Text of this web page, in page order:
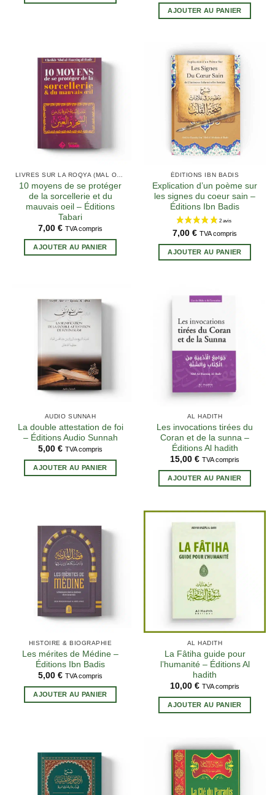
AJOUTER AU PANIER
LIVRES SUR LA ROQYA (MAL OCCULTE)
10 moyens de se protéger
de la sorcellerie et du
mauvais oeil – Éditions
Tabari
7,00 € TVA compris
AJOUTER AU PANIER
ÉDITIONS IBN BADIS
Explication d’un poème sur
les signes du coeur sain –
Éditions Ibn Badis
7,00 € TVA compris
AJOUTER AU PANIER
AUDIO SUNNAH
La double attestation de foi
– Éditions Audio Sunnah
5,00 € TVA compris
AJOUTER AU PANIER
AL HADITH
Les invocations tirées du
Coran et de la sunna –
Éditions Al hadith
15,00 € TVA compris
AJOUTER AU PANIER
HISTOIRE & BIOGRAPHIE
Les mérites de Médine –
Éditions Ibn Badis
5,00 € TVA compris
AJOUTER AU PANIER
AL HADITH
La Fâtiha guide pour
l’humanité – Éditions Al
hadith
10,00 € TVA compris
AJOUTER AU PANIER